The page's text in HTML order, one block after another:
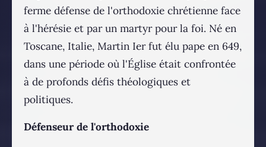
ferme défense de l'orthodoxie chrétienne face
à l'hérésie et par un martyr pour la foi. Né en
Toscane, Italie, Martin Ier fut élu pape en 649,
dans une période où l'Église était confrontée
à de profonds défis théologiques et
politiques.
Défenseur de l'orthodoxie